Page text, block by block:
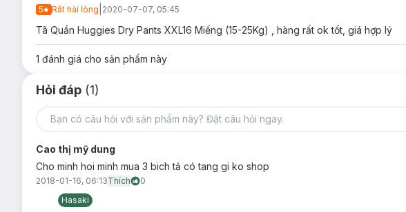
Tã Quần Huggies Pants Big Jumbo M60 Miếng (6-11Kg)
5 Rất hài lòng 2020-07-07, 05:45
Tã Quần Huggies Dry Pants XXL16 Miếng (15-25Kg) , hàng rất ok tốt, giá hợp lý
1 đánh giá cho sản phẩm này
Hỏi đáp (1)
Cao thị mỹ dung
Cho minh hoi minh mua 3 bich tả có tang gi ko shop
2018-01-16, 06:13Thích
0
Hasaki